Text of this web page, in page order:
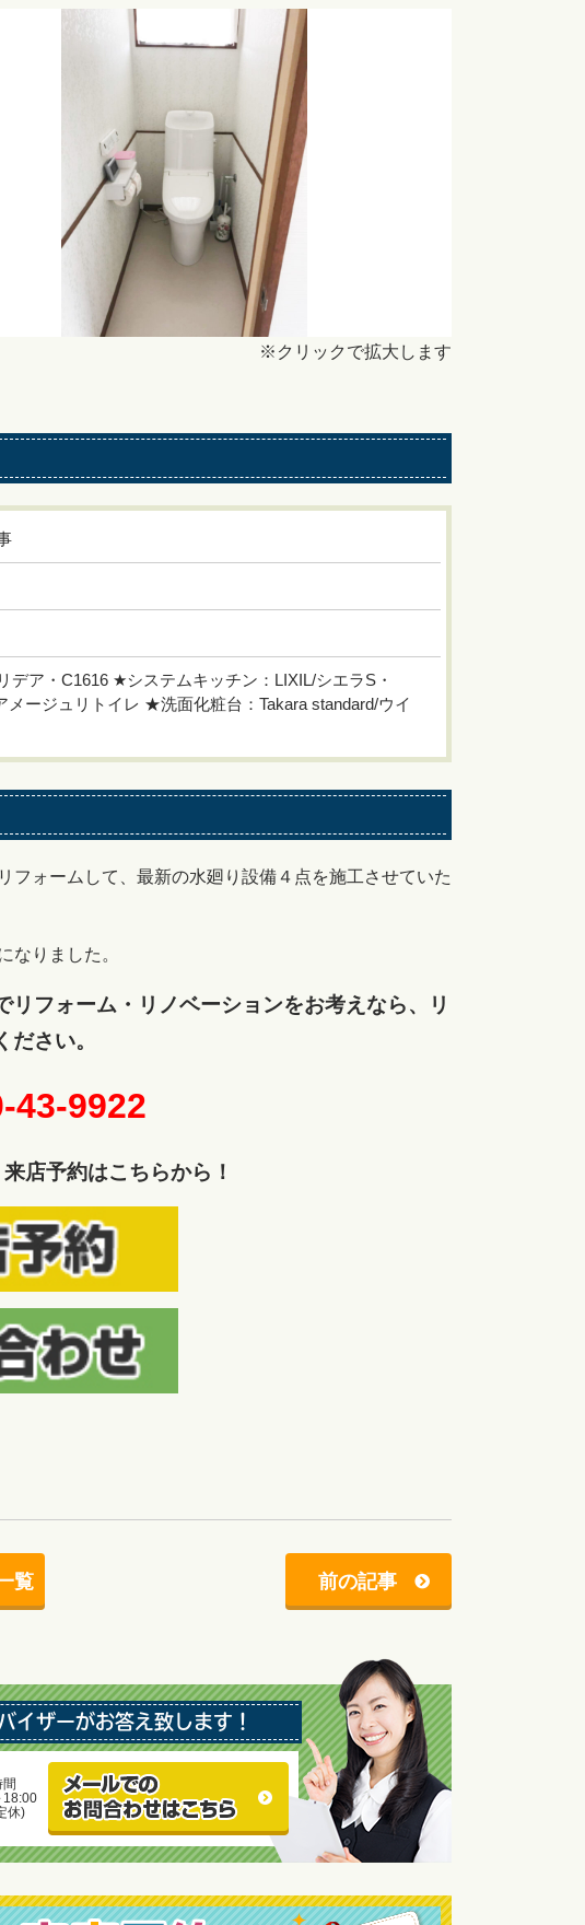
※クリックで拡大します
デア・C1616 ★システムキッチン：LIXIL/シエラS・
メージュリトイレ ★洗面化粧台：Takara standard/ウイ
ォームして、最新の水廻り設備４点を施工させていた
なりました。
フォーム・リノベーションをお考えなら、リ
さい。
9922
店予約はこちらから！
覧 前の記事
イザーがお答え致します！
18:00
休)